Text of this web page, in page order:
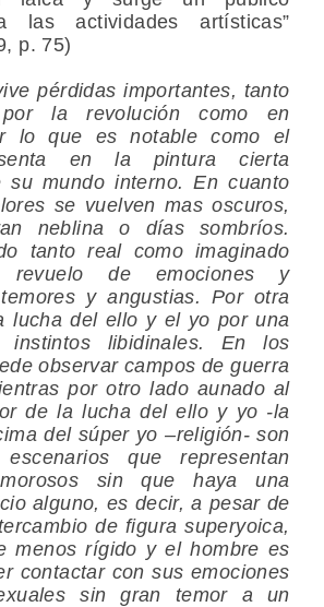
las actividades artísticas”
p. 75)
pérdidas importantes, tanto
la revolución como en
lo que es notable como el
en la pintura cierta
su mundo interno. En cuanto
se vuelven mas oscuros,
neblina o días sombríos.
tanto real como imaginado
revuelo de emociones y
y angustias. Por otra
lucha del ello y el yo por una
instintos libidinales. En los
observar campos de guerra
por otro lado aunado al
de la lucha del ello y yo -la
del súper yo –religión- son
que representan
sin que haya una
alguno, es decir, a pesar de
de figura superyoica,
menos rígido y el hombre es
contactar con sus emociones
sin gran temor a un